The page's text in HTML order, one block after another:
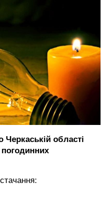
Черкаській області
погодинних